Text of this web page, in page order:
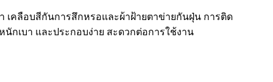
เคลือบสีกันการสึกหรอและผ้าฝ้ายตาข่ายกันฝุ่น การติด
กเบา และประกอบง่าย สะดวกต่อการใช้งาน